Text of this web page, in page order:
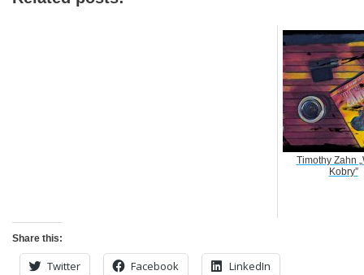
Timothy Zahn
Kobry”
Share this:
Twitter Facebook LinkedIn